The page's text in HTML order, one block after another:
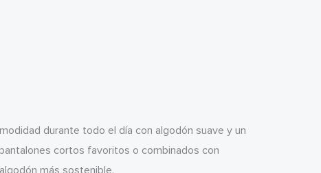
durante todo el día con algodón suave y un
cortos favoritos o combinados con
más sostenible.